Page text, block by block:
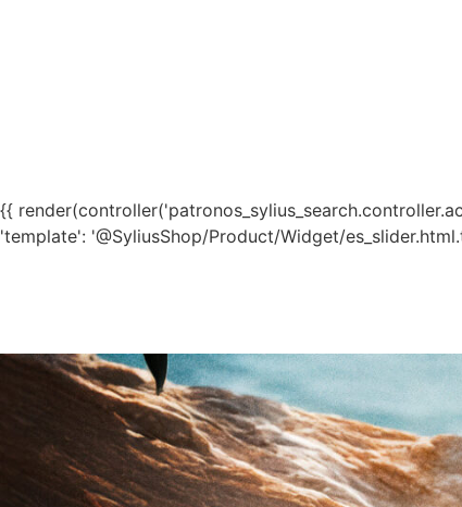
{{
'template': '@SyliusShop/Product/Widget/